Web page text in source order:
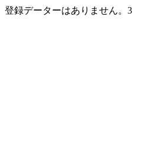
登録データーはありません。3